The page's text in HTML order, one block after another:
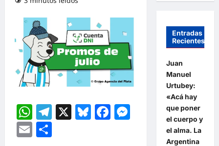
WhatsApp
Telegram
X Bluesky
Facebook
Messenger
Email
Entradas
Recientes
Juan
Manuel
Urtubey:
«Acá hay
que poner
el cuerpo y
el alma. La
Argentina